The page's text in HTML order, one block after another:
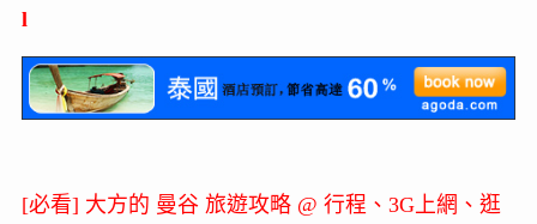
l
[必看] 大方的 曼谷 旅遊攻略 @ 行程、3G上網、逛